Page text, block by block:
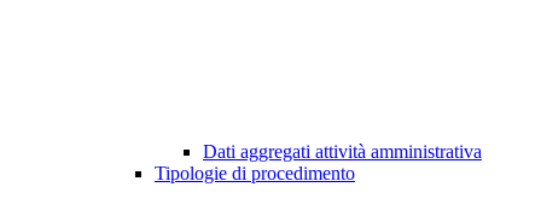
Dati aggregati attività amministrativa
Tipologie di procedimento